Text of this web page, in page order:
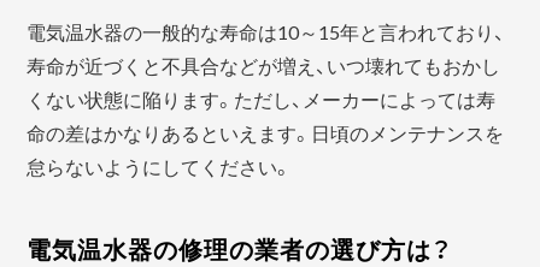
電気温水器の一般的な寿命は10～15年と言われており、
寿命が近づくと不具合などが増え、いつ壊れてもおかし
くない状態に陥ります。ただし、メーカーによっては寿
命の差はかなりあるといえます。日頃のメンテナンスを
怠らないようにしてください。
電気温水器の修理の業者の選び方は？